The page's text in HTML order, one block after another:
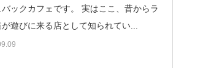
ックカフェです。 実はここ、昔からラ
が遊びに来る店として知られてい...